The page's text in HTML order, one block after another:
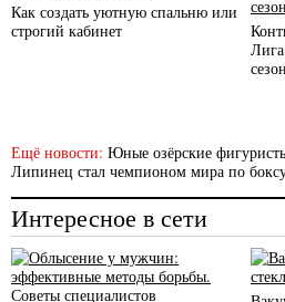
Как создать уютную спальню или
строгий кабинет
Лига
Ещё новости: Юные озёрские
Липинец стал чемпионом мира по
Интересное в сети